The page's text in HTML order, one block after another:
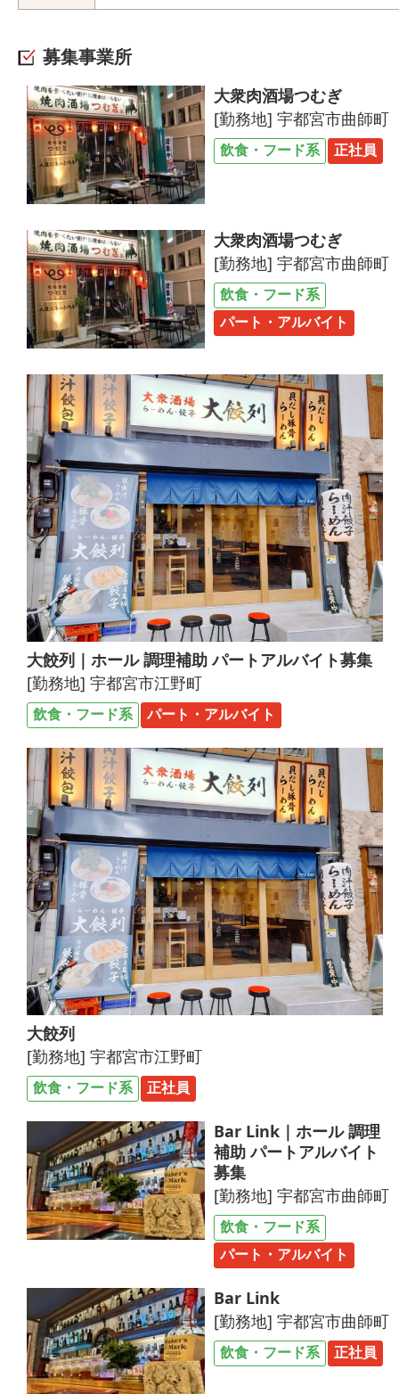
募集事業所
大衆肉酒場つむぎ
[勤務地] 宇都宮市曲師町
飲食・フード系 正社員
大衆肉酒場つむぎ
[勤務地] 宇都宮市曲師町
飲食・フード系
パート・アルバイト
大餃列｜ホール 調理補助 パートアルバイト募集
[勤務地] 宇都宮市江野町
飲食・フード系 パート・アルバイト
大餃列
[勤務地] 宇都宮市江野町
飲食・フード系 正社員
Bar Link｜ホール 調理
補助 パートアルバイト
募集
[勤務地] 宇都宮市曲師町
飲食・フード系
パート・アルバイト
Bar Link
[勤務地] 宇都宮市曲師町
飲食・フード系 正社員